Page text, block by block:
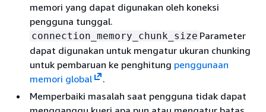
memori yang dapat digunakan oleh koneksi
pengguna tunggal.
connection_memory_chunk_size Parameter
dapat digunakan untuk mengatur ukuran chunking
untuk pembaruan ke penghitung penggunaan
memori global
.
Memperbaiki masalah saat pengguna tidak dapat